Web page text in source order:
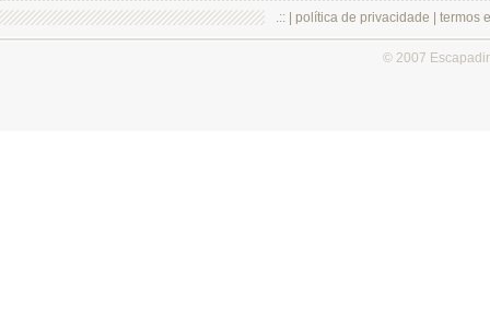
.:: | política de privacidade termos
© 2007